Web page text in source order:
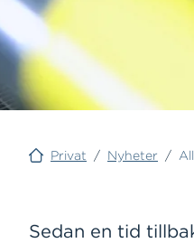
Privat / Nyheter /
Sedan en tid